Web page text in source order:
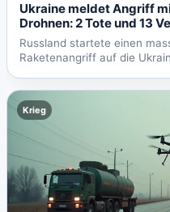
Ukraine meldet Angriff
Drohnen: 2 Tote und 13
Russland startete einen
Raketenangriff auf die
Krieg